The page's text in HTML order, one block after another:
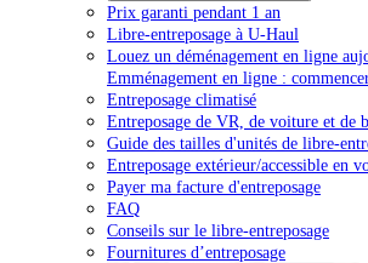
Prix garanti pendant 1 an
Libre-entreposage à U-Haul
Louez un déménagement en ligne
Emménagement en ligne :
Entreposage climatisé
Entreposage de VR, de voiture et de
Guide des tailles d'unités de libre-
Entreposage extérieur/accessible en
Payer ma facture d'entreposage
FAQ
Conseils sur le libre-entreposage
Fournitures d’entreposage